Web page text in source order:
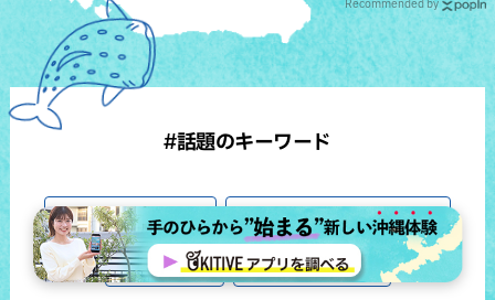
Recommended by
#話題のキーワード
#沖縄観光スポット #琉球ゴールデンキングス
#シウマ占い #OKITIVEまとめ